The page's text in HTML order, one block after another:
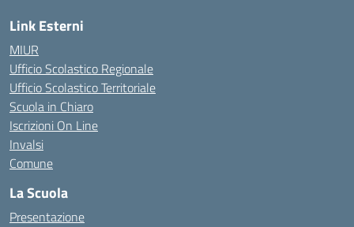
Link Esterni
MIUR
Ufficio Scolastico Regionale
Ufficio Scolastico Territoriale
Scuola in Chiaro
Iscrizioni On Line
Invalsi
Comune
La Scuola
Presentazione